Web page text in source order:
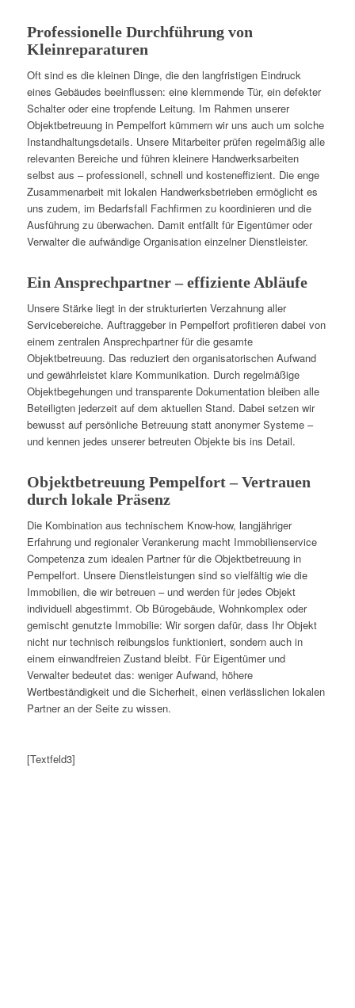
Professionelle Durchführung von
Kleinreparaturen
Oft sind es die kleinen Dinge, die den langfristigen Eindruck
eines Gebäudes beeinflussen: eine klemmende Tür, ein defekter
Schalter oder eine tropfende Leitung. Im Rahmen unserer
Objektbetreuung in Pempelfort kümmern wir uns auch um solche
Instandhaltungsdetails. Unsere Mitarbeiter prüfen regelmäßig alle
relevanten Bereiche und führen kleinere Handwerksarbeiten
selbst aus – professionell, schnell und kosteneffizient. Die enge
Zusammenarbeit mit lokalen Handwerksbetrieben ermöglicht es
uns zudem, im Bedarfsfall Fachfirmen zu koordinieren und die
Ausführung zu überwachen. Damit entfällt für Eigentümer oder
Verwalter die aufwändige Organisation einzelner Dienstleister.
Ein Ansprechpartner – effiziente Abläufe
Unsere Stärke liegt in der strukturierten Verzahnung aller
Servicebereiche. Auftraggeber in Pempelfort profitieren dabei von
einem zentralen Ansprechpartner für die gesamte
Objektbetreuung. Das reduziert den organisatorischen Aufwand
und gewährleistet klare Kommunikation. Durch regelmäßige
Objektbegehungen und transparente Dokumentation bleiben alle
Beteiligten jederzeit auf dem aktuellen Stand. Dabei setzen wir
bewusst auf persönliche Betreuung statt anonymer Systeme –
und kennen jedes unserer betreuten Objekte bis ins Detail.
Objektbetreuung Pempelfort – Vertrauen
durch lokale Präsenz
Die Kombination aus technischem Know-how, langjähriger
Erfahrung und regionaler Verankerung macht Immobilienservice
Competenza zum idealen Partner für die Objektbetreuung in
Pempelfort. Unsere Dienstleistungen sind so vielfältig wie die
Immobilien, die wir betreuen – und werden für jedes Objekt
individuell abgestimmt. Ob Bürogebäude, Wohnkomplex oder
gemischt genutzte Immobilie: Wir sorgen dafür, dass Ihr Objekt
nicht nur technisch reibungslos funktioniert, sondern auch in
einem einwandfreien Zustand bleibt. Für Eigentümer und
Verwalter bedeutet das: weniger Aufwand, höhere
Wertbeständigkeit und die Sicherheit, einen verlässlichen lokalen
Partner an der Seite zu wissen.
[Textfeld3]